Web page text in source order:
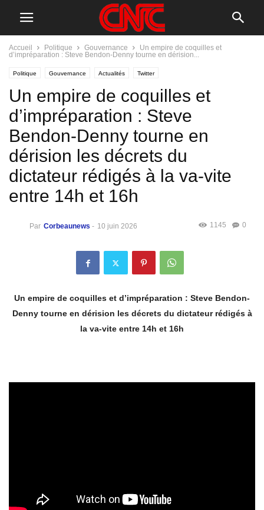
Accueil Politique Gouvernance
Un empire de coquilles et
d’impréparation : Steve Bendon-Denny tourne en dérision...
Politique Gouvernance Actualités Twitter
Un empire de coquilles et
d’impréparation : Steve
Bendon-Denny tourne en
dérision les décrets du
dictateur rédigés à la va-vite
entre 14h et 16h
Par Corbeaunews - 10 juin 2026 0
1145
Un empire de coquilles et d’impréparation : Steve Bendon-
Denny tourne en dérision les décrets du dictateur rédigés à
la va-vite entre 14h et 16h